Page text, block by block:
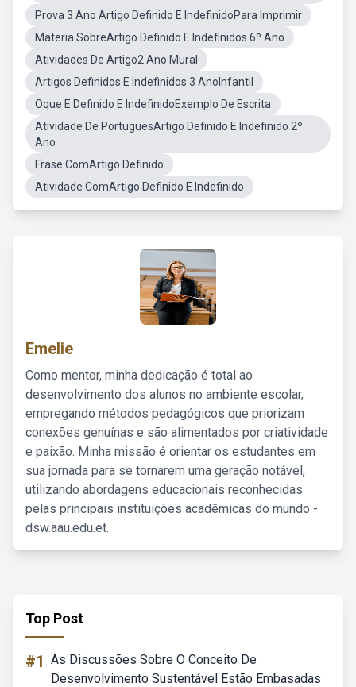
Prova 3 Ano Artigo Definido E IndefinidoPara Imprimir
Materia SobreArtigo Definido E Indefinidos 6º Ano
Atividades De Artigo2 Ano Mural
Artigos Definidos E Indefinidos 3 AnoInfantil
Oque E Definido E IndefinidoExemplo De Escrita
Atividade De PortuguesArtigo Definido E Indefinido 2º
Ano
Frase ComArtigo Definido
Atividade ComArtigo Definido E Indefinido
Emelie
Como mentor, minha dedicação é total ao
desenvolvimento dos alunos no ambiente escolar,
empregando métodos pedagógicos que priorizam
conexões genuínas e são alimentados por criatividade
e paixão. Minha missão é orientar os estudantes em
sua jornada para se tornarem uma geração notável,
utilizando abordagens educacionais reconhecidas
pelas principais instituições acadêmicas do mundo -
dsw.aau.edu.et.
Top Post
#1 As Discussões Sobre O Conceito De
Desenvolvimento Sustentável Estão Embasadas